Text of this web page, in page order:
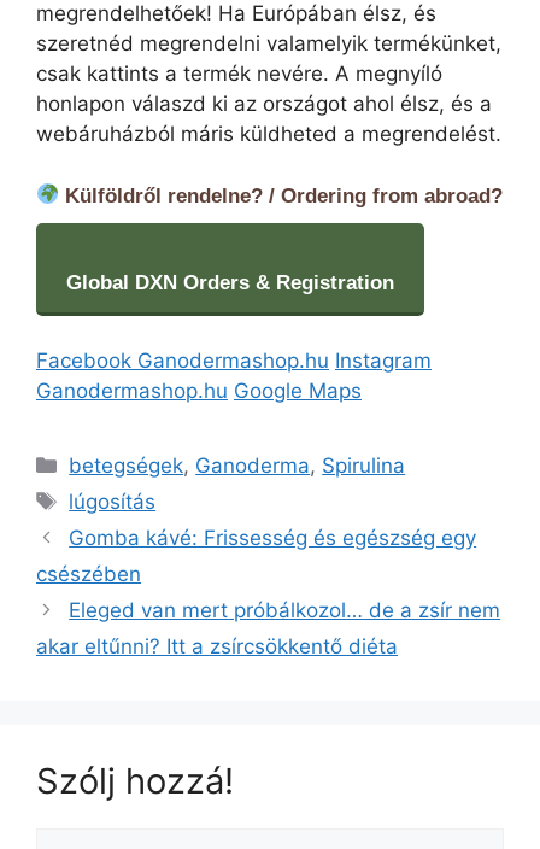
megrendelhetőek! Ha Európában élsz, és
szeretnéd megrendelni valamelyik termékünket,
csak kattints a termék nevére. A megnyíló
honlapon válaszd ki az országot ahol élsz, és a
webáruházból máris küldheted a megrendelést.
Külföldről rendelne? / Ordering from abroad?
Global DXN Orders & Registration
Facebook Ganodermashop.hu Instagram
Ganodermashop.hu Google Maps
Kategória
betegségek, Ganoderma, Spirulina
Címkék
lúgosítás
Gomba kávé: Frissesség és egészség egy
csészében
Eleged van mert próbálkozol… de a zsír nem
akar eltűnni? Itt a zsírcsökkentő diéta
Szólj hozzá!